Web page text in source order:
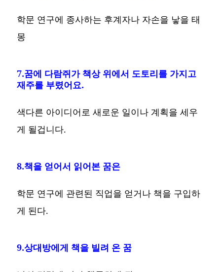
학문 연구에 종사하는 후계자나 자손을 낳을 태
몽
7.꿈에 다람쥐가 책상 위에서 도토리를 가지고
재주를 부렸어요.
색다른 아이디어로 새로운 일이나 계획을 세우
게 될겁니다.
8.책을 얻어서 읽어본 꿈은
학문 연구에 관련된 직업을 얻거나 책을 구입하
게 된다.
9.상대방에게 책을 빌려 온 꿈